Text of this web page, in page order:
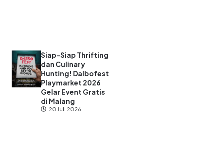
Siap-Siap Thrifting
dan Culinary
Hunting! Dalbofest
Playmarket 2026
Gelar Event Gratis
di Malang
20 Juli 2026